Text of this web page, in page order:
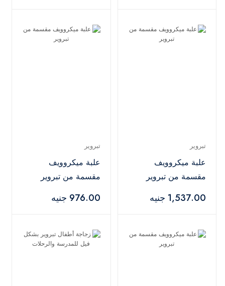
تبروير
علبة ميكروويف
مقسمة من تبروير
1,537.00 جنيه
تبروير
علبة ميكروويف
مقسمة من تبروير
976.00 جنيه